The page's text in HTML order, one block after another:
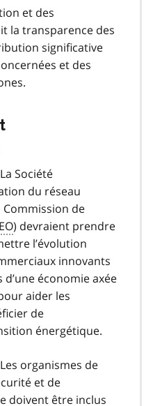
et des
la transparence des
significative
et des
Société
du réseau
Commission de
) devraient prendre
l’évolution
innovants
économie axée
aider les
de
énergétique.
organismes de
et de
doivent être inclus